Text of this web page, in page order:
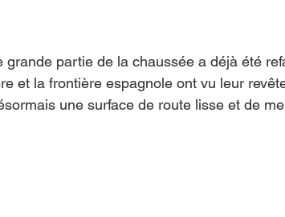
partie de la chaussée a déjà été
et la frontière espagnole ont vu leur
une surface de route lisse et de